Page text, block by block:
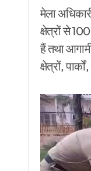
मेला
क्षेत्रों से
हैं तथा
क्षेत्रों,
Video
Player